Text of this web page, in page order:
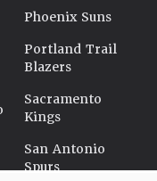
Phoenix Suns
Portland Trail
Blazers
Sacramento
Kings
San Antonio
Spurs